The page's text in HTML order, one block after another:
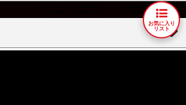
お気に入り
リスト